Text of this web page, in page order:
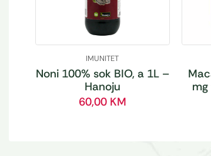
IMUNITET
Noni 100% sok BIO, a 1L –
Hanoju
60,00 KM